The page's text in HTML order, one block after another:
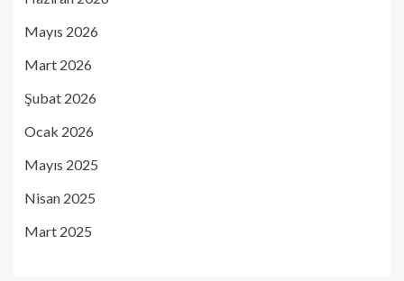
Mayıs 2026
Mart 2026
Şubat 2026
Ocak 2026
Mayıs 2025
Nisan 2025
Mart 2025